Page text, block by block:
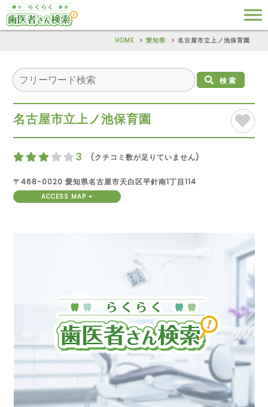
HOME 愛知県 名古屋市立上ノ池保育園
検索
名古屋市立上ノ池保育園
3 (クチコミ数が足りていません)
〒468-0020 愛知県名古屋市天白区平針南1丁目114
ACCESS MAP